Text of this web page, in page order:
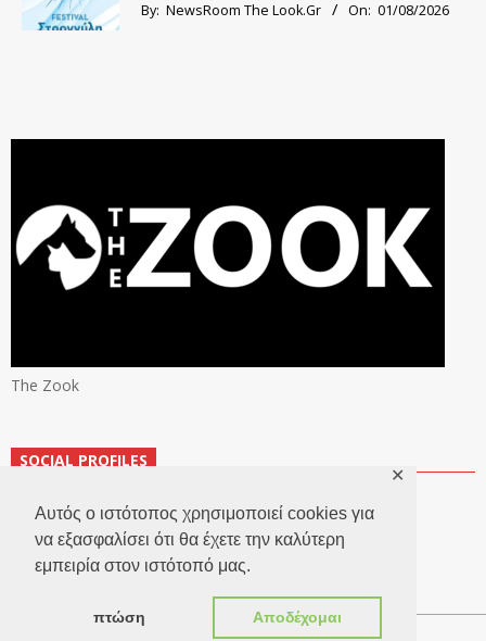
Αυτός ο ιστότοπος χρησιμοποιεί cookies για
να εξασφαλίσει ότι θα έχετε την καλύτερη
εμπειρία στον ιστότοπό μας.
πτώση Αποδέχομαι
✕
By: NewsRoom The Look.Gr On: 01/08/2026
The Zook
SOCIAL PROFILES